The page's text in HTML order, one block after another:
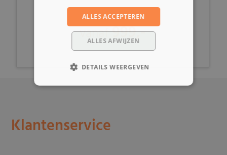
vanaf999,-
Klantenservice
ALLES ACCEPTEREN
ALLES AFWIJZEN
DETAILS WEERGEVEN